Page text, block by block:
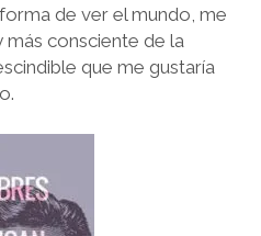
de ver el mundo, me
consciente de la
que me gustaría